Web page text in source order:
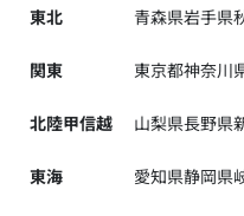
東北 青森県岩手県
関東 東京都神奈川
北陸甲信越 山梨県長野県
東海 愛知県静岡県